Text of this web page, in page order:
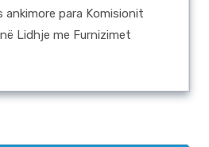
ankimore para Komisionit
Lidhje me Furnizimet